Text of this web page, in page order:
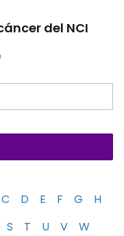
del NCI
C D E F G
H
S T U V
W